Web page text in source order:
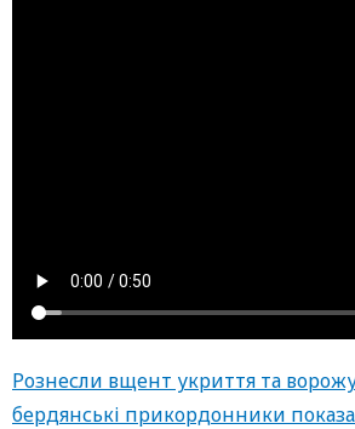
Рознесли вщент укриття та
бердянські прикордонники